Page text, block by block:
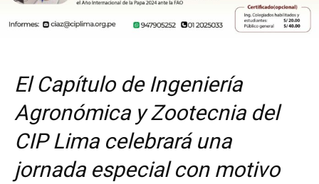
El Capítulo de Ingeniería
Agronómica y Zootecnia del
CIP Lima celebrará una
jornada especial con motivo